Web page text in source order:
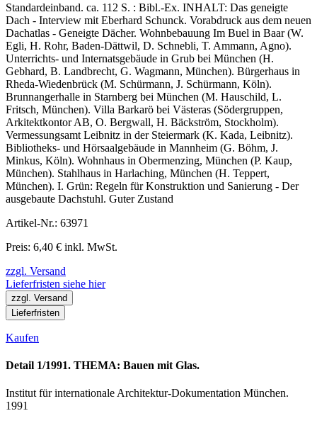
Standardeinband. ca. 112 S. : Bibl.-Ex. INHALT: Das geneigte
Dach - Interview mit Eberhard Schunck. Vorabdruck aus dem neuen
Dachatlas - Geneigte Dächer. Wohnbebauung Im Buel in Baar (W.
Egli, H. Rohr, Baden-Dättwil, D. Schnebli, T. Ammann, Agno).
Unterrichts- und Internatsgebäude in Grub bei München (H.
Gebhard, B. Landbrecht, G. Wagmann, München). Bürgerhaus in
Rheda-Wiedenbrück (M. Schürmann, J. Schürmann, Köln).
Brunnangerhalle in Starnberg bei München (M. Hauschild, L.
Fritsch, München). Villa Barkarö bei Västeras (Södergruppen,
Arkitektkontor AB, O. Bergwall, H. Bäckström, Stockholm).
Vermessungsamt Leibnitz in der Steiermark (K. Kada, Leibnitz).
Bibliotheks- und Hörsaalgebäude in Mannheim (G. Böhm, J.
Minkus, Köln). Wohnhaus in Obermenzing, München (P. Kaup,
München). Stahlhaus in Harlaching, München (H. Teppert,
München). I. Grün: Regeln für Konstruktion und Sanierung - Der
ausgebaute Dachstuhl. Guter Zustand
Artikel-Nr.: 63971
Preis: 6,40 € inkl. MwSt.
zzgl. Versand
Lieferfristen siehe hier
zzgl. Versand
Lieferfristen
Kaufen
Detail 1/1991. THEMA: Bauen mit Glas.
Institut für internationale Architektur-Dokumentation München.
1991